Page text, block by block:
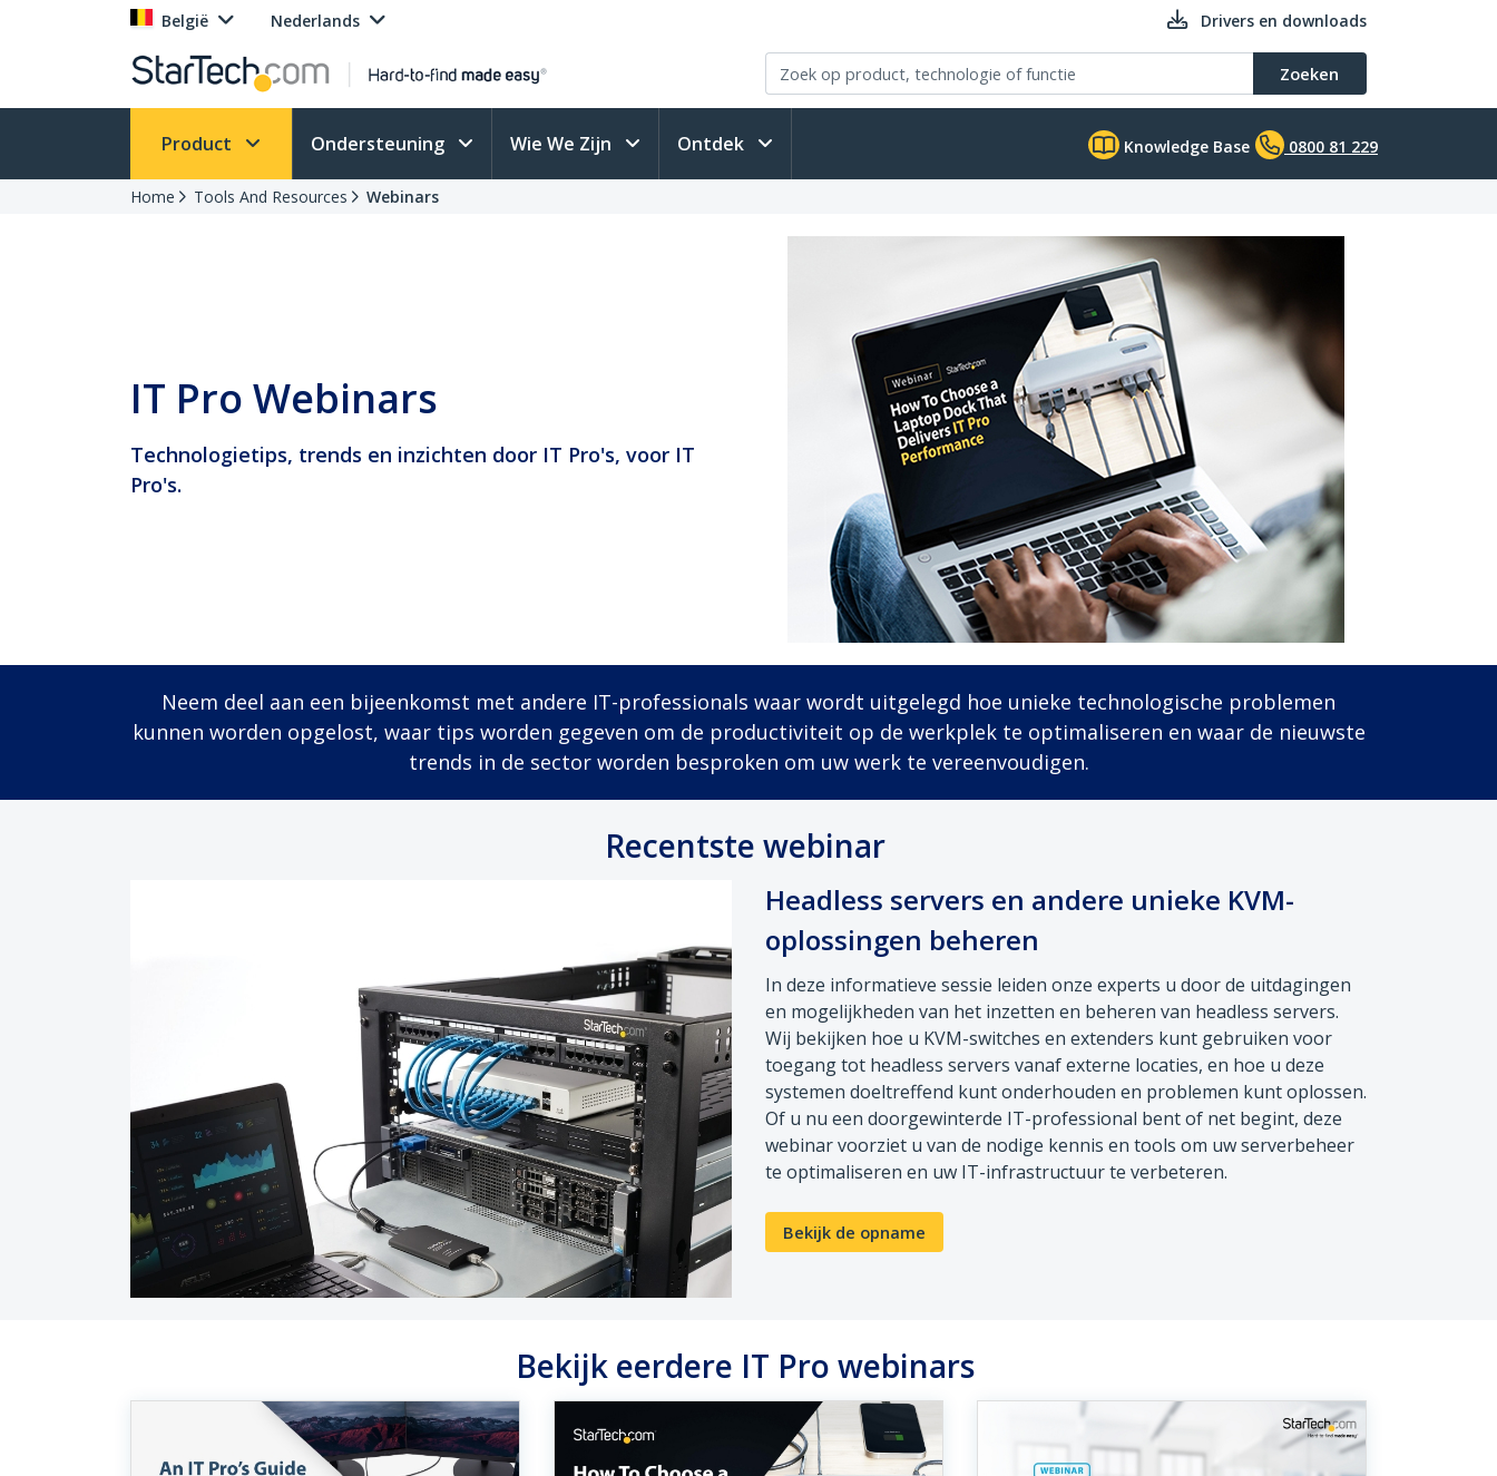
België Nederlands Drivers en downloads
Zoeken
Product Ondersteuning Wie We Zijn Ontdek Knowledge Base 0800 81 229
Home Tools And Resources Webinars
IT Pro Webinars
Technologietips, trends en inzichten door IT Pro's, voor IT
Pro's.
Neem deel aan een bijeenkomst met andere IT-professionals waar wordt uitgelegd hoe unieke technologische problemen
kunnen worden opgelost, waar tips worden gegeven om de productiviteit op de werkplek te optimaliseren en waar de nieuwste
trends in de sector worden besproken om uw werk te vereenvoudigen.
Recentste webinar
Headless servers en andere unieke KVM-
oplossingen beheren
In deze informatieve sessie leiden onze experts u door de uitdagingen
en mogelijkheden van het inzetten en beheren van headless servers.
Wij bekijken hoe u KVM-switches en extenders kunt gebruiken voor
toegang tot headless servers vanaf externe locaties, en hoe u deze
systemen doeltreffend kunt onderhouden en problemen kunt oplossen.
Of u nu een doorgewinterde IT-professional bent of net begint, deze
webinar voorziet u van de nodige kennis en tools om uw serverbeheer
te optimaliseren en uw IT-infrastructuur te verbeteren.
Bekijk de opname
Bekijk eerdere IT Pro webinars